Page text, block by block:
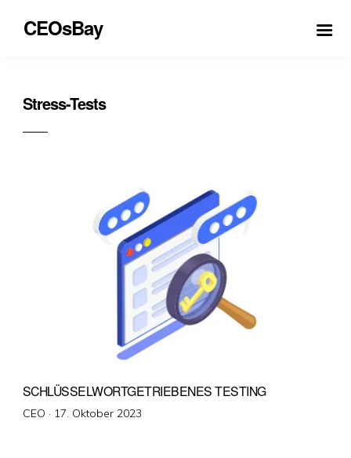
CEOsBay
Stress-Tests
SCHLÜSSELWORTGETRIEBENES TESTING
CEO · Veröffentlicht
17. Oktober 2023